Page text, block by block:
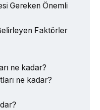
Gereken Önemli
Faktörler
ne kadar?
ne kadar?